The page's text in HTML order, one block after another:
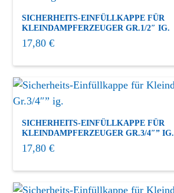
SICHERHEITS-EINFÜLLKAPPE FÜR
KLEINDAMPFERZEUGER GR.1/2″ IG.
17,80€
SICHERHEITS-EINFÜLLKAPPE FÜR
KLEINDAMPFERZEUGER GR.3/4″” IG.
17,80€